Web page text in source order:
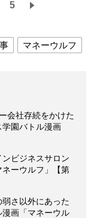
5
マネーウルフ
会社存続をかけた
園バトル漫画
ンビジネスサロン
ーウルフ」【第
さ以外にあった
画「マネーウル